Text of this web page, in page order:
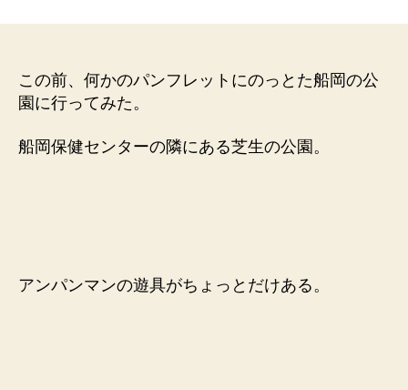
に
の
この前、何かのパンフレットにのっとた船岡の公
園に行ってみた。
船岡保健センターの隣にある芝生の公園。
アンパンマンの遊具がちょっとだけある。